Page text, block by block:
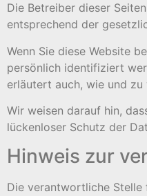
Die Betreiber dieser
entsprechend der
Wenn Sie diese Website
persönlich identifiziert
erläutert auch, wie und
Wir weisen darauf hin,
lückenloser Schutz der
Hinweis zur
Die verantwortliche Stelle